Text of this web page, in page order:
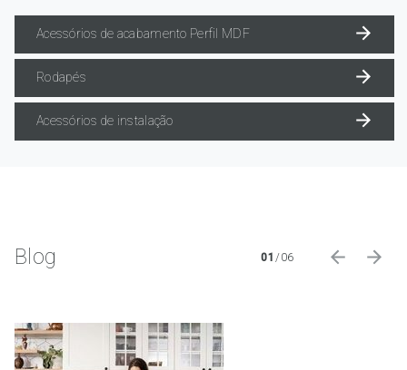
Acessórios de acabamento Perfil MDF
Rodapés
Acessórios de instalação
Blog 01 /06